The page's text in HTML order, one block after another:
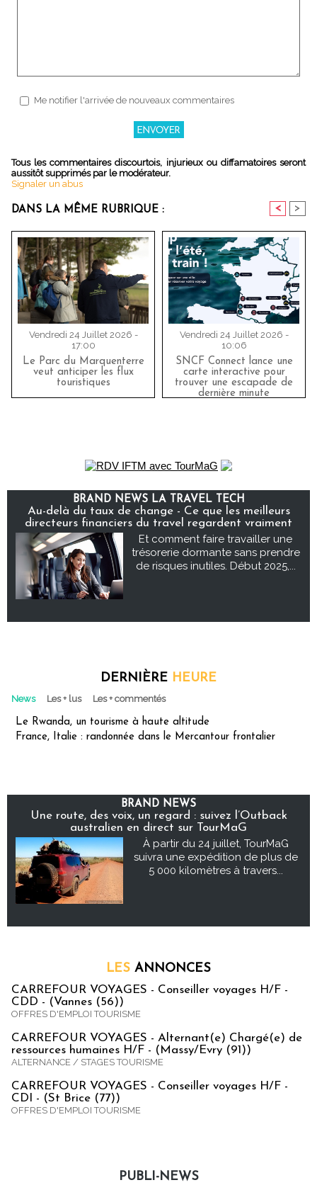
Me notifier l'arrivée de nouveaux commentaires
Tous les commentaires discourtois, injurieux ou diffamatoires seront
aussitôt supprimés par le modérateur.
Signaler un abus
DANS LA MÊME RUBRIQUE : < >
Vendredi 24 Juillet 2026 -
17:00
Le Parc du Marquenterre
veut anticiper les flux
touristiques
Vendredi 24 Juillet 2026 -
10:06
SNCF Connect lance une
carte interactive pour
trouver une escapade de
dernière minute
BRAND NEWS LA TRAVEL TECH
Au-delà du taux de change - Ce que les meilleurs
directeurs financiers du travel regardent vraiment
Et comment faire travailler une
trésorerie dormante sans prendre
de risques inutiles. Début 2025,...
DERNIÈRE HEURE
News Les + lus Les + commentés
Le Rwanda, un tourisme à haute altitude
France, Italie : randonnée dans le Mercantour frontalier
BRAND NEWS
Une route, des voix, un regard : suivez l’Outback
australien en direct sur TourMaG
À partir du 24 juillet, TourMaG
suivra une expédition de plus de
5 000 kilomètres à travers...
LES ANNONCES
CARREFOUR VOYAGES - Conseiller voyages H/F -
CDD - (Vannes (56))
OFFRES D'EMPLOI TOURISME
CARREFOUR VOYAGES - Alternant(e) Chargé(e) de
ressources humaines H/F - (Massy/Evry (91))
ALTERNANCE / STAGES TOURISME
CARREFOUR VOYAGES - Conseiller voyages H/F -
CDI - (St Brice (77))
OFFRES D'EMPLOI TOURISME
PUBLI-NEWS